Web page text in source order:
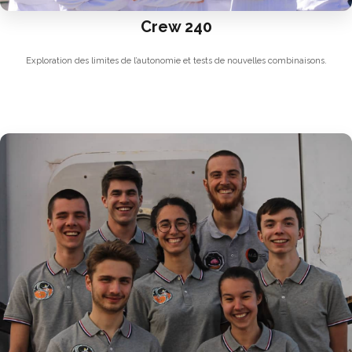
Crew 240
Exploration des limites de l’autonomie et tests de nouvelles combinaisons.